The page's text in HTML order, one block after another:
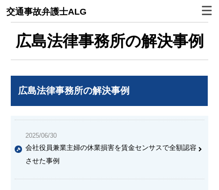
交通事故弁護士ALG
広島法律事務所の解決事例
広島法律事務所の解決事例
2025/06/30
会社役員兼業主婦の休業損害を賃金センサスで全額認容
させた事例